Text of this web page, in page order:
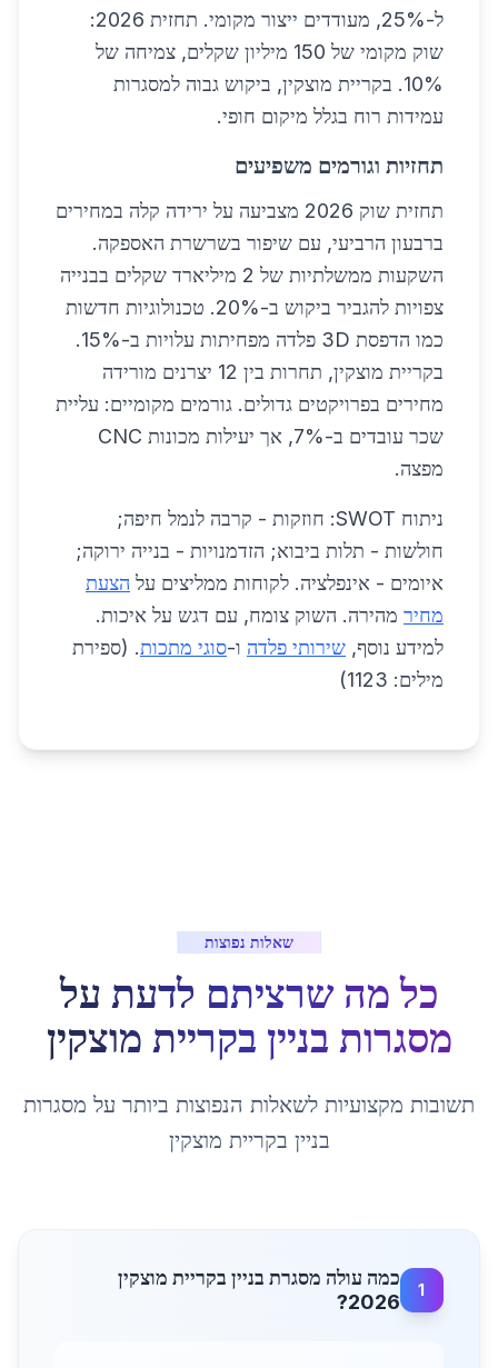
ל-25%, מעודדים ייצור מקומי. תחזית 2026:
שוק מקומי של 150 מיליון שקלים, צמיחה של
10%. בקריית מוצקין, ביקוש גבוה למסגרות
עמידות רוח בגלל מיקום חופי.
תחזיות וגורמים משפיעים
תחזית שוק 2026 מצביעה על ירידה קלה במחירים
ברבעון הרביעי, עם שיפור בשרשרת האספקה.
השקעות ממשלתיות של 2 מיליארד שקלים בבנייה
צפויות להגביר ביקוש ב-20%. טכנולוגיות חדשות
כמו הדפסת 3D פלדה מפחיתות עלויות ב-15%.
בקריית מוצקין, תחרות בין 12 יצרנים מורידה
מחירים בפרויקטים גדולים. גורמים מקומיים: עליית
שכר עובדים ב-7%, אך יעילות מכונות CNC
מפצה.
ניתוח SWOT: חוזקות - קרבה לנמל חיפה;
חולשות - תלות ביבוא; הזדמנויות - בנייה ירוקה;
איומים - אינפלציה. לקוחות ממליצים על הצעת
מחיר מהירה. השוק צומח, עם דגש על איכות.
למידע נוסף, שירותי פלדה ו-סוגי מתכות. (ספירת
מילים: 1123)
שאלות נפוצות
כל מה שרציתם לדעת על
מסגרות בניין בקריית מוצקין
תשובות מקצועיות לשאלות הנפוצות ביותר על מסגרות
בניין בקריית מוצקין
1
כמה עולה מסגרת בניין בקריית מוצקין
2026?